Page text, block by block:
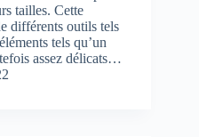
tailles. Cette
différents outils tels
tels qu’un
assez délicats…